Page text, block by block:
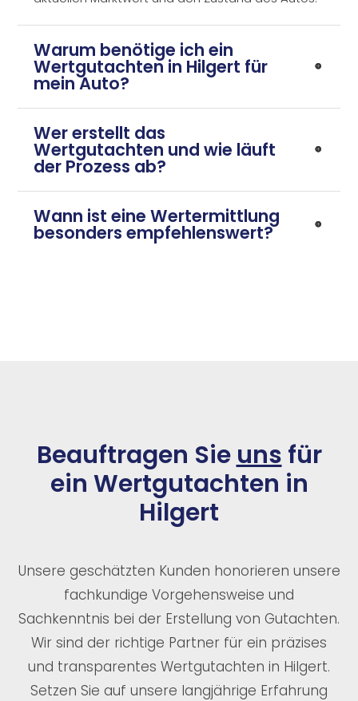
Warum benötige ich ein
Wertgutachten in Hilgert für
mein Auto?
Wer erstellt das
Wertgutachten und wie läuft
der Prozess ab?
Wann ist eine Wertermittlung
besonders empfehlenswert?
Beauftragen Sie uns für
ein Wertgutachten in
Hilgert
Unsere geschätzten Kunden honorieren unsere
fachkundige Vorgehensweise und
Sachkenntnis bei der Erstellung von Gutachten.
Wir sind der richtige Partner für ein präzises
und transparentes Wertgutachten in Hilgert.
Setzen Sie auf unsere langjährige Erfahrung